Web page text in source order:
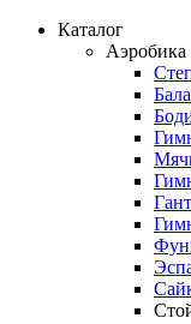
Каталог
Аэробика